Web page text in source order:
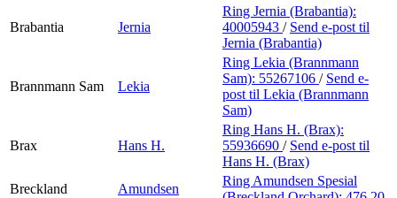
Brabantia Jernia
Ring Jernia (Brabantia):
40005943 / Send e-post til
Jernia (Brabantia)
Brannmann Sam Lekia
Ring Lekia (Brannmann
Sam): 55267106 / Send e-
post til Lekia (Brannmann
Sam)
Brax Hans H.
Ring Hans H. (Brax):
55936690 / Send e-post til
Hans H. (Brax)
Breckland
Amundsen
Ring Amundsen Spesial